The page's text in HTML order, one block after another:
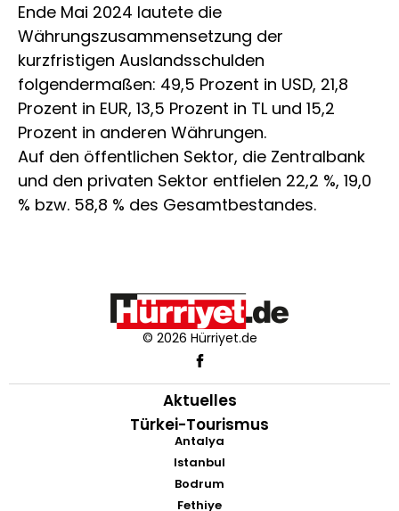
Ende Mai 2024 lautete die
Währungszusammensetzung der
kurzfristigen Auslandsschulden
folgendermaßen: 49,5 Prozent in USD, 21,8
Prozent in EUR, 13,5 Prozent in TL und 15,2
Prozent in anderen Währungen.
Auf den öffentlichen Sektor, die Zentralbank
und den privaten Sektor entfielen 22,2 %, 19,0
% bzw. 58,8 % des Gesamtbestandes.
© 2026 Hürriyet.de
Aktuelles
Türkei-Tourismus
Antalya
Istanbul
Bodrum
Fethiye